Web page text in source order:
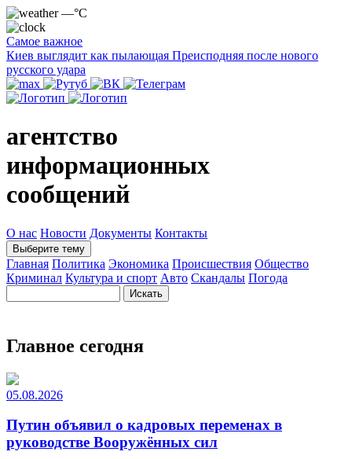
—°C
Самое важное
Киев выглядит как пылающая Преисподняя после нового
русского удара
агентство
информационных
сообщений
О нас Новости Документы Контакты
Выберите тему
Главная Политика Экономика Происшествия Общество
Криминал Культура и спорт Авто Скандалы Погода
Главное сегодня
05.08.2026
Путин объявил о кадровых переменах в
руководстве Вооружённых сил